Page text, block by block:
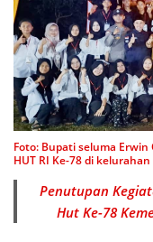
Foto: Bupati seluma
HUT RI Ke-78 di
Penutupan
Hut Ke-78